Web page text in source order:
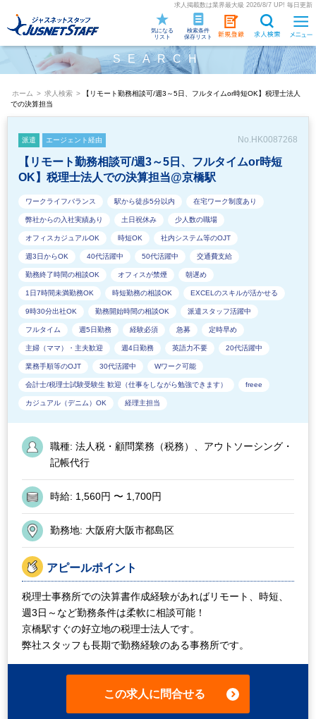
求人掲載数は業界最大級 2026/8/7 UP! 毎日更新
検索条件
保存リスト
気になる
リスト
SEARCH
ホーム > 求人検索 >
【リモート勤務相談可/週3～5日、フルタイムor時短OK】税理士法人
での決算担当
派遣 エージェント経由 No.HK0087268
【リモート勤務相談可/週3～5日、フルタイムor時短
OK】税理士法人での決算担当@京橋駅
ワークライフバランス 駅から徒歩5分以内 在宅ワーク制度あり
弊社からの入社実績あり 土日祝休み 少人数の職場
オフィスカジュアルOK 時短OK 社内システム等のOJT
週3日からOK 40代活躍中 50代活躍中 交通費支給
勤務終了時間の相談OK オフィスが禁煙 朝遅め
1日7時間未満勤務OK 時短勤務の相談OK EXCELのスキルが活かせる
9時30分出社OK 勤務開始時間の相談OK 派遣スタッフ活躍中
フルタイム 週5日勤務 経験必須 急募 定時早め
主婦（ママ）・主夫歓迎 週4日勤務 英語力不要 20代活躍中
業務手順等のOJT 30代活躍中 Wワーク可能
会計士/税理士試験受験生 歓迎（仕事をしながら勉強できます） freee
カジュアル（デニム）OK 経理主担当
職種: 法人税・顧問業務（税務）、アウトソーシング・
記帳代行
時給: 1,560円 〜 1,700円
勤務地: 大阪府大阪市都島区
アピールポイント
税理士事務所での決算書作成経験があればリモート、時短、
週3日～など勤務条件は柔軟に相談可能！
京橋駅すぐの好立地の税理士法人です。
弊社スタッフも長期で勤務経験のある事務所です。
この求人に問合せる